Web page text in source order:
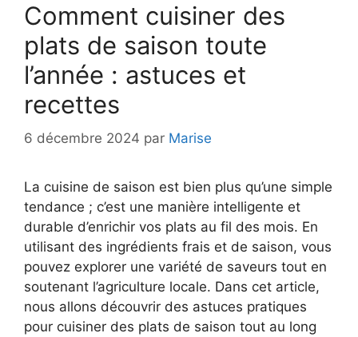
Comment cuisiner des
plats de saison toute
l’année : astuces et
recettes
6 décembre 2024 par Marise
La cuisine de saison est bien plus qu’une simple
tendance ; c’est une manière intelligente et
durable d’enrichir vos plats au fil des mois. En
utilisant des ingrédients frais et de saison, vous
pouvez explorer une variété de saveurs tout en
soutenant l’agriculture locale. Dans cet article,
nous allons découvrir des astuces pratiques
pour cuisiner des plats de saison tout au long